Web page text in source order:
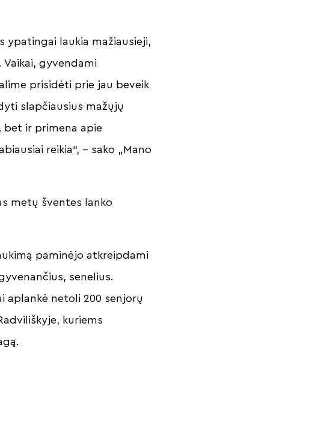
ypatingai laukia mažiausieji,
gyvendami
prisidėti prie jau beveik
slapčiausius mažųjų
bet ir primena apie
reikia“, – sako „Mano
metų šventes lanko
paminėjo atkreipdami
senelius.
aplankė netoli 200 senjorų
kuriems